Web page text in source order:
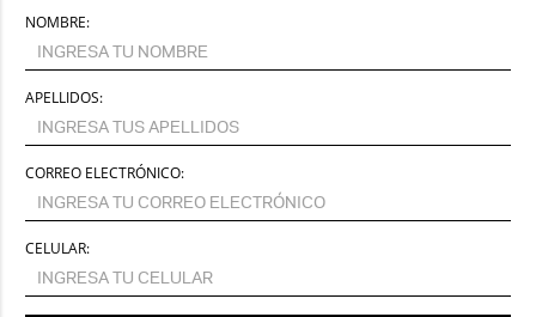
NOMBRE:
APELLIDOS:
CORREO ELECTRÓNICO:
CELULAR: